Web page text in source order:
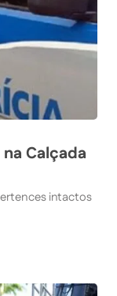
Calçada
intactos